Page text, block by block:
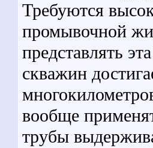
Требуются
промывочной
представлять
скважин
вообще
трубы